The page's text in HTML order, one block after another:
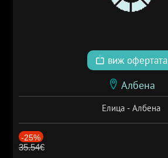
виж офертата
Албена
Елица - Албена
-25%
35.54€